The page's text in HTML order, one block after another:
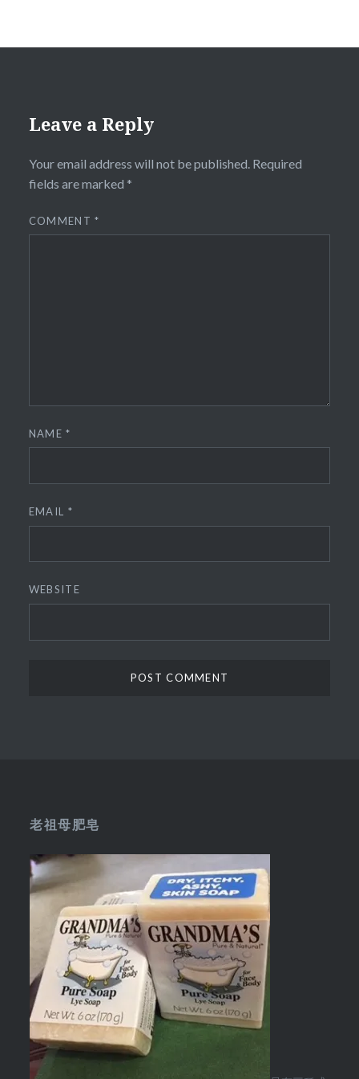
Leave a Reply
Your email address will not be published. Required
fields are marked *
COMMENT*
NAME*
EMAIL *
WEBSITE
老祖母肥皂